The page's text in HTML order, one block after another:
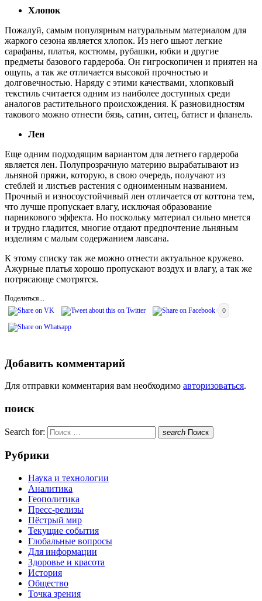
Хлопок
Пожалуй, самым популярным натуральным материалом для
жаркого сезона является хлопок. Из него шьют легкие
сарафаны, платья, костюмы, рубашки, юбки и другие
предметы базового гардероба. Он гигроскопичен и приятен на
ощупь, а так же отличается высокой прочностью и
долговечностью. Наряду с этими качествами, хлопковый
текстиль считается одним из наиболее доступных среди
аналогов растительного происхождения. К разновидностям
такового можно отнести бязь, сатин, ситец, батист и фланель.
Лен
Еще одним подходящим вариантом для летнего гардероба
является лен. Полупрозрачную материю вырабатывают из
льняной пряжи, которую, в свою очередь, получают из
стеблей и листьев растения с одноименным названием.
Прочный и износоустойчивый лен отличается от коттона тем,
что лучше пропускает влагу, исключая образование
парникового эффекта. Но поскольку материал сильно мнется
и трудно гладится, многие отдают предпочтение льняным
изделиям с малым содержанием лавсана.
К этому списку так же можно отнести актуальное кружево.
Ажурные платья хорошо пропускают воздух и влагу, а так же
потрясающе смотрятся.
Поделиться...
0
Добавить комментарий
Для отправки комментария вам необходимо авторизоваться.
поиск
Search for: search Поиск
Рубрики
Наука и технологии
Аналитика
Геополитика
Пресс-релизы
Пёстрый мир
Текущие события
Глобальные вопросы
Для информации
Здоровье и красота
История
Общество
Точка зрения